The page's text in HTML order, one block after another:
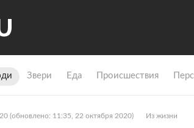
Звери Еда Происшествия
(обновлено: 11:35, 22 октября 2020) Из жизни